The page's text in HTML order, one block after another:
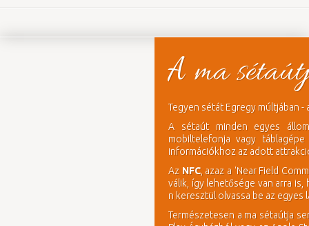
A ma
Tegyen sétát Egregy múltjában -
A sétaút minden egyes
mobiltelefonja vagy
információkhoz az adott
Az NFC, azaz a 'Near Field
válik, így lehetősége van arra
n keresztül olvassa be az egyes
Természetesen a ma sétaútja